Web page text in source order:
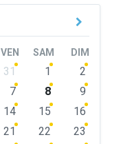
VEN SAM DIM
31 1
2
7 8
9
14 15
16
21 22
23